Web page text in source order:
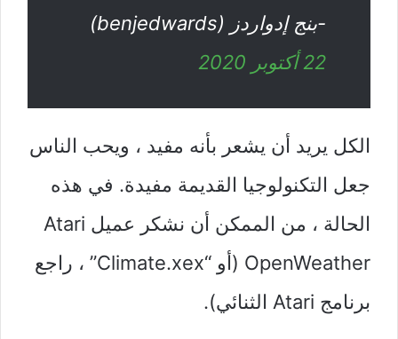
-بنج إدواردز (benjedwards)
22 أكتوبر 2020
الكل يريد أن يشعر بأنه مفيد ، ويحب الناس
جعل التكنولوجيا القديمة مفيدة. في هذه
الحالة ، من الممكن أن نشكر عميل Atari
OpenWeather (أو “Climate.xex” ، راجع
برنامج Atari الثنائي).